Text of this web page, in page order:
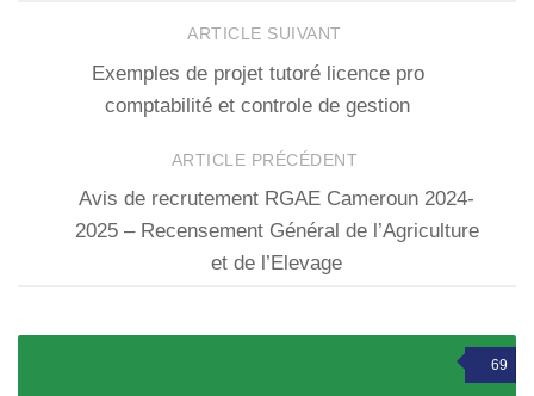
ARTICLE SUIVANT
Exemples de projet tutoré licence pro
comptabilité et controle de gestion
ARTICLE PRÉCÉDENT
Avis de recrutement RGAE Cameroun 2024-
2025 – Recensement Général de l’Agriculture
et de l’Elevage
69